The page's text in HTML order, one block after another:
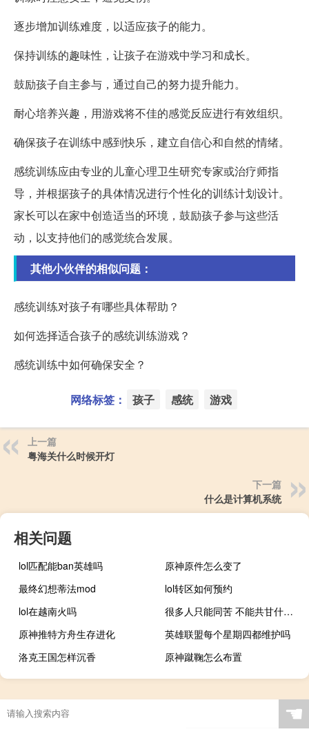
逐步增加训练难度，以适应孩子的能力。
保持训练的趣味性，让孩子在游戏中学习和成长。
鼓励孩子自主参与，通过自己的努力提升能力。
耐心培养兴趣，用游戏将不佳的感觉反应进行有效组织。
确保孩子在训练中感到快乐，建立自信心和自然的情绪。
感统训练应由专业的儿童心理卫生研究专家或治疗师指
导，并根据孩子的具体情况进行个性化的训练计划设计。
家长可以在家中创造适当的环境，鼓励孩子参与这些活
动，以支持他们的感觉统合发展。
其他小伙伴的相似问题：
感统训练对孩子有哪些具体帮助？
如何选择适合孩子的感统训练游戏？
感统训练中如何确保安全？
网络标签： 孩子 感统 游戏
上一篇
粤海关什么时候开灯
下一篇
什么是计算机系统
相关问题
lol匹配能ban英雄吗
原神原件怎么变了
最终幻想蒂法mod
lol转区如何预约
lol在越南火吗
很多人只能同苦 不能共甘什么梗
原神推特方舟生存进化
英雄联盟每个星期四都维护吗
洛克王国怎样沉香
原神蹴鞠怎么布置
☚